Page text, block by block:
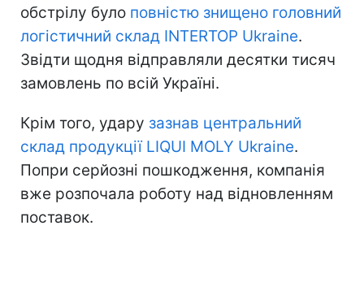
обстрілу було повністю знищено головний
логістичний склад INTERTOP Ukraine.
Звідти щодня відправляли десятки тисяч
замовлень по всій Україні.
Крім того, удару зазнав центральний
склад продукції LIQUI MOLY Ukraine.
Попри серйозні пошкодження, компанія
вже розпочала роботу над відновленням
поставок.